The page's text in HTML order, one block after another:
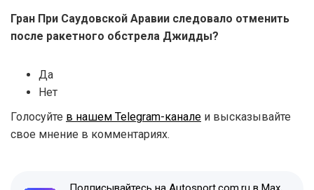
Гран При Саудовской Аравии следовало отменить
после ракетного обстрела Джидды?
Да
Нет
Голосуйте в нашем Telegram-канале и высказывайте
свое мнение в комментариях.